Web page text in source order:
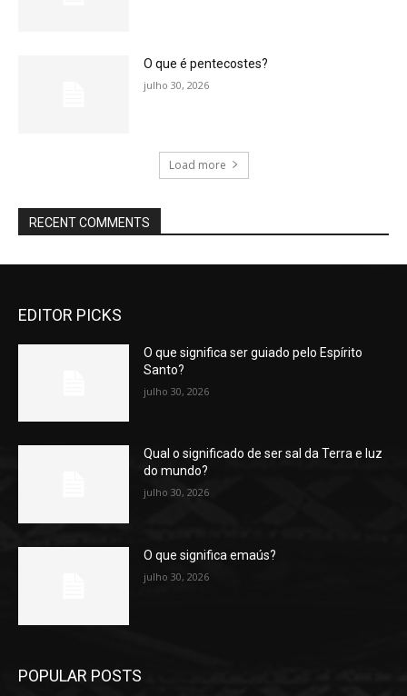
O que é pentecostes?
julho 30, 2026
Load more
RECENT COMMENTS
EDITOR PICKS
O que significa ser guiado pelo Espírito
Santo?
julho 30, 2026
Qual o significado de ser sal da Terra e luz
do mundo?
julho 30, 2026
O que significa emaús?
julho 30, 2026
POPULAR POSTS